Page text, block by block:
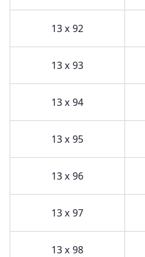
13 x 92
13 x 93
13 x 94
13 x 95
13 x 96
13 x 97
13 x 98